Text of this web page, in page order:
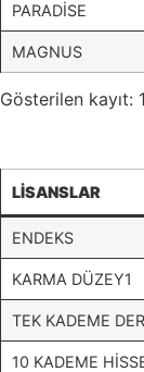
PARADİSE
MAGNUS
Gösterilen kayıt:
LİSANSLAR
ENDEKS
KARMA DÜZEY1
TEK KADEME
10 KADEME